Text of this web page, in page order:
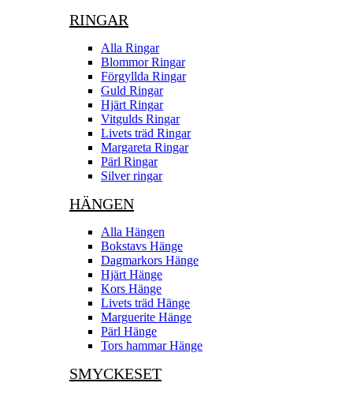
RINGAR
Alla Ringar
Blommor Ringar
Förgyllda Ringar
Guld Ringar
Hjärt Ringar
Vitgulds Ringar
Livets träd Ringar
Margareta Ringar
Pärl Ringar
Silver ringar
HÄNGEN
Alla Hängen
Bokstavs Hänge
Dagmarkors Hänge
Hjärt Hänge
Kors Hänge
Livets träd Hänge
Marguerite Hänge
Pärl Hänge
Tors hammar Hänge
SMYCKESET